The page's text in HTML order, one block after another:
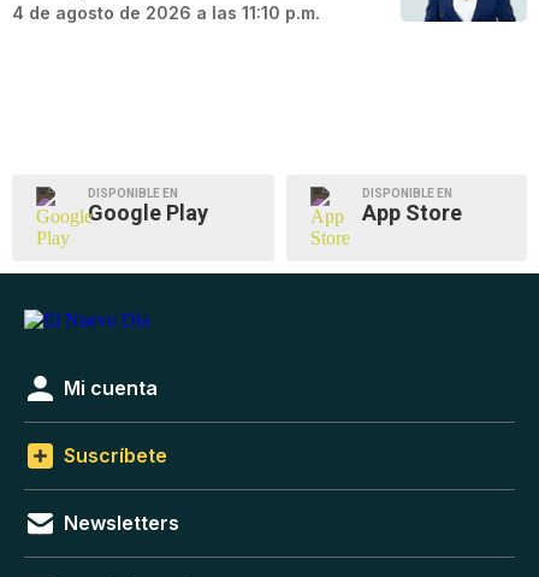
4 de agosto de 2026 a las 11:10 p.m.
DISPONIBLE EN
Google Play
DISPONIBLE EN
App Store
Mi cuenta
Suscríbete
Newsletters